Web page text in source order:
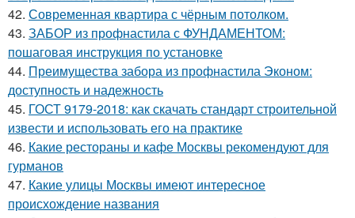
42. Современная квартира с чёрным потолком.
43. ЗАБОР из профнастила с ФУНДАМЕНТОМ:
пошаговая инструкция по установке
44. Преимущества забора из профнастила Эконом:
доступность и надежность
45. ГОСТ 9179-2018: как скачать стандарт строительной
извести и использовать его на практике
46. Какие рестораны и кафе Москвы рекомендуют для
гурманов
47. Какие улицы Москвы имеют интересное
происхождение названия